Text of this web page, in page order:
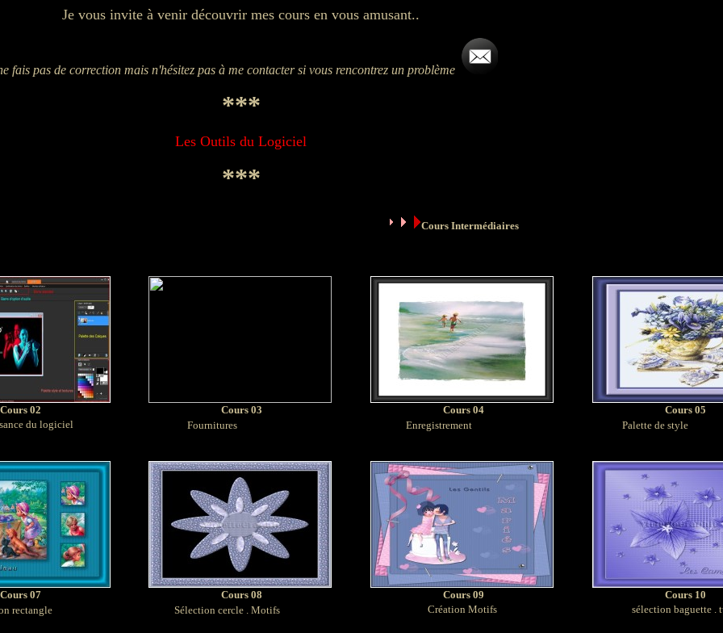
Je vous invite à venir découvrir mes cours en vous amusant..
fais pas de correction mais n'hésitez pas à me contacter si vous rencontrez un problème
***
Les Outils du Logiciel
***
Cours Intermédiaires
02 Cours 03 Cours 04
Cours 05
du logiciel
Fournitures Enregistrement Palette de style
07 Cours 08 Cours 09
Cours 10
rectangle
Sélection cercle . Motifs Création Motifs sélection baguette .